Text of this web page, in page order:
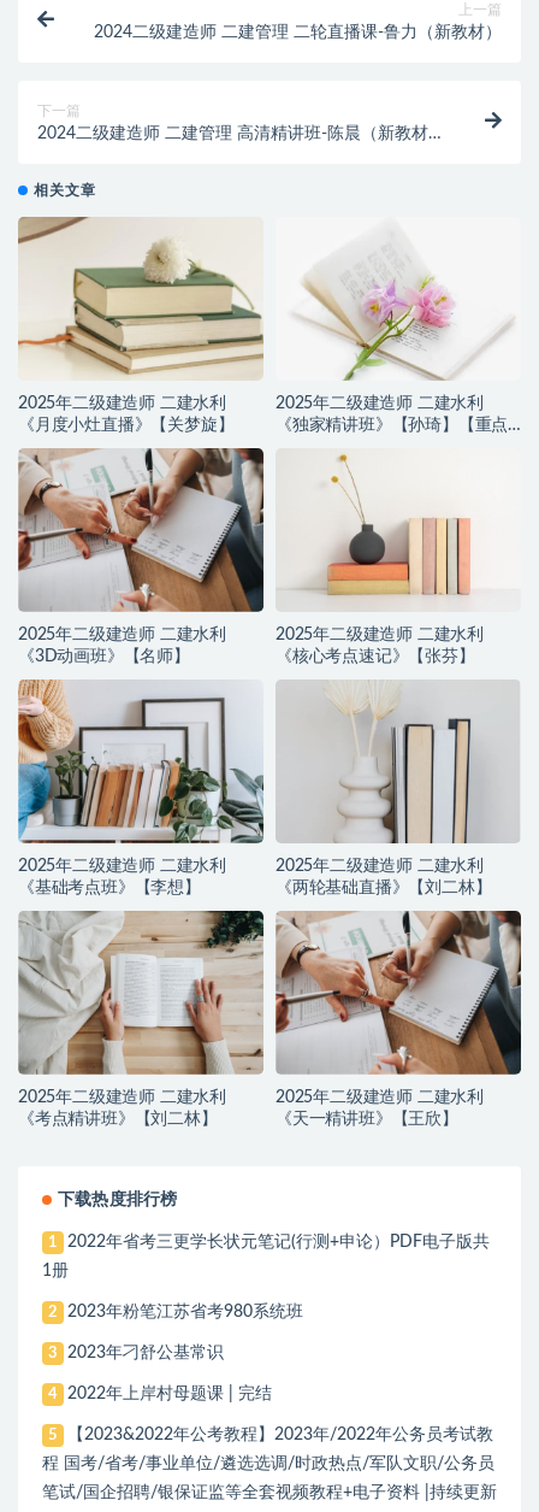
上一篇
2024二级建造师 二建管理 二轮直播课-鲁力（新教材）
下一篇
2024二级建造师 二建管理 高清精讲班-陈晨（新教材）
相关文章
2025年二级建造师 二建水利
《月度小灶直播》【关梦旋】
2025年二级建造师 二建水利
《独家精讲班》【孙琦】【重点
2025年二级建造师 二建水利
《3D动画班》【名师】
2025年二级建造师 二建水利
《核心考点速记》【张芬】
2025年二级建造师 二建水利
《基础考点班》【李想】
2025年二级建造师 二建水利
《两轮基础直播》【刘二林】
2025年二级建造师 二建水利
《考点精讲班》【刘二林】
2025年二级建造师 二建水利
《天一精讲班》【王欣】
下载热度排行榜
1
2022年省考三更学长状元笔记(行测+申论）PDF电子版共
1册
2 2023年粉笔江苏省考980系统班
3 2023年刁舒公基常识
4 2022年上岸村母题课 | 完结
5
【2023&2022年公考教程】2023年/2022年公务员考试教
程 国考/省考/事业单位/遴选选调/时政热点/军队文职/公务员
笔试/国企招聘/银保证监等全套视频教程+电子资料 |持续更新